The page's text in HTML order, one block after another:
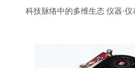
科技脉络中的多维生态 仪器·